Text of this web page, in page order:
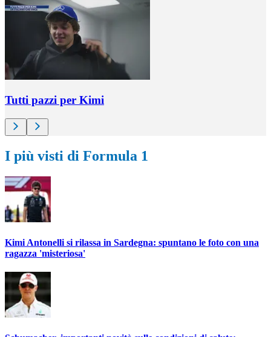
Tutti pazzi per Kimi
I più visti di Formula 1
Kimi Antonelli si rilassa in Sardegna: spuntano le foto con una
ragazza 'misteriosa'